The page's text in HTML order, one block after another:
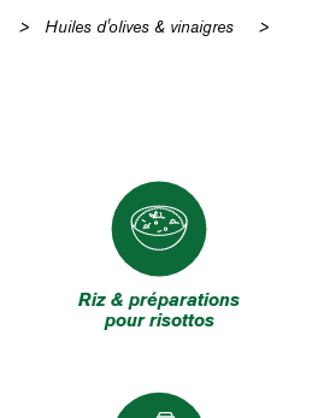
> Huiles d'olives & vinaigres
>
Riz & préparations
pour risottos